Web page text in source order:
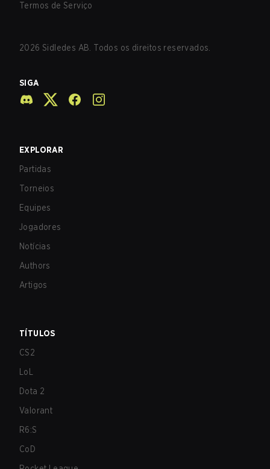
Termos de Serviço
2026 Sidledes AB. Todos os direitos reservados.
SIGA
EXPLORAR
Partidas
Torneios
Equipes
Jogadores
Notícias
Authors
Artigos
TÍTULOS
CS2
LoL
Dota 2
Valorant
R6:S
CoD